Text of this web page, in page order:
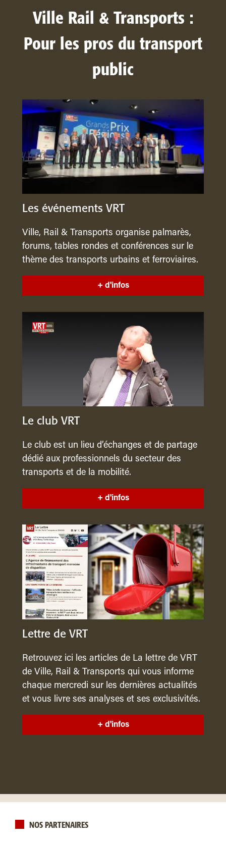
Ville Rail & Transports :
Pour les pros du transport
public
Les événements VRT
Ville, Rail & Transports organise palmarès,
forums, tables rondes et conférences sur le
thème des transports urbains et ferroviaires.
+ d'infos
Le club VRT
Le club est un lieu d’échanges et de partage
dédié aux professionnels du secteur des
transports et de la mobilité.
+ d'infos
Lettre de VRT
Retrouvez ici les articles de La lettre de VRT
de Ville, Rail & Transports qui vous informe
chaque mercredi sur les dernières actualités
et vous livre ses analyses et ses exclusivités.
+ d'infos
NOS PARTENAIRES